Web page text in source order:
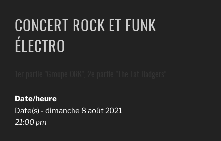
CONCERT ROCK ET FUNK
ÉLECTRO
Date/heure
Date(s) - dimanche 8 août 2021
21:00 pm